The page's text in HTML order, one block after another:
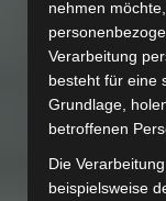
nehmen
Verarbeitung
besteht für eine
Grundlage,
betroffenen
Die
beispielsweise